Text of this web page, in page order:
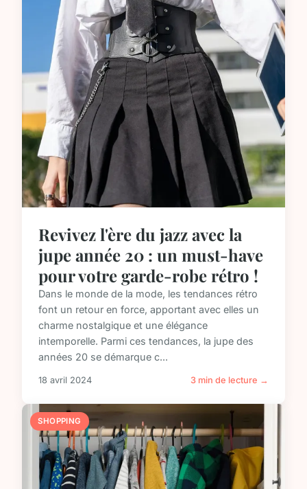
Revivez l'ère du jazz avec la
jupe année 20 : un must-have
pour votre garde-robe rétro !
Dans le monde de la mode, les tendances rétro
font un retour en force, apportant avec elles un
charme nostalgique et une élégance
intemporelle. Parmi ces tendances, la jupe des
années 20 se démarque c...
18 avril 2024 3 min de lecture →
SHOPPING